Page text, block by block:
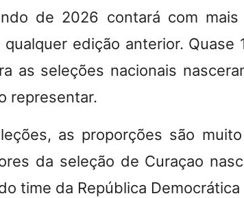
de 2026 contará com mais
edição anterior. Quase
as seleções nacionais
representar.
as proporções são
da seleção de Curaçao
time da República